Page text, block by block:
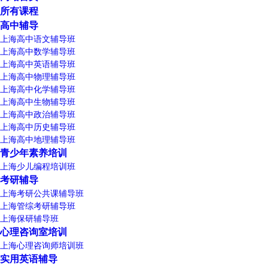
所有课程
高中辅导
上海高中语文辅导班
上海高中数学辅导班
上海高中英语辅导班
上海高中物理辅导班
上海高中化学辅导班
上海高中生物辅导班
上海高中政治辅导班
上海高中历史辅导班
上海高中地理辅导班
青少年素养培训
上海少儿编程培训班
考研辅导
上海考研公共课辅导班
上海管综考研辅导班
上海保研辅导班
心理咨询室培训
上海心理咨询师培训班
实用英语辅导